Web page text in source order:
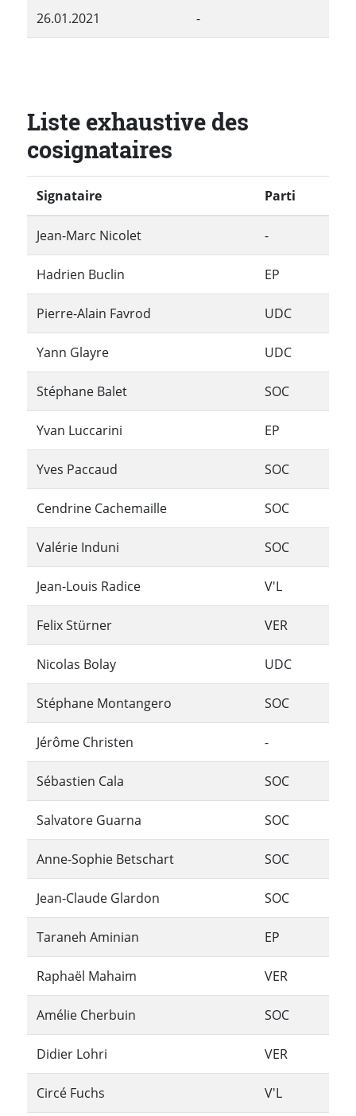
26.01.2021 -
Liste exhaustive des
cosignataires
Signataire Parti
Jean-Marc Nicolet -
Hadrien Buclin EP
Pierre-Alain Favrod UDC
Yann Glayre UDC
Stéphane Balet SOC
Yvan Luccarini EP
Yves Paccaud SOC
Cendrine Cachemaille SOC
Valérie Induni SOC
Jean-Louis Radice V'L
Felix Stürner VER
Nicolas Bolay UDC
Stéphane Montangero SOC
Jérôme Christen -
Sébastien Cala SOC
Salvatore Guarna SOC
Anne-Sophie Betschart SOC
Jean-Claude Glardon SOC
Taraneh Aminian EP
Raphaël Mahaim VER
Amélie Cherbuin SOC
Didier Lohri VER
Circé Fuchs V'L